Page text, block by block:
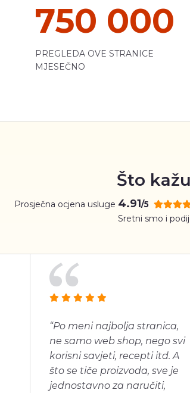
750 000
PREGLEDA OVE STRANICE
MJESEČNO
Što
Prosječna ocjena usluge 4.91/5
Sretni smo i
“Po meni najbolja stranica,
ne samo web shop, nego svi
korisni savjeti, recepti itd. A
što se tiče proizvoda, sve je
jednostavno za naručiti,